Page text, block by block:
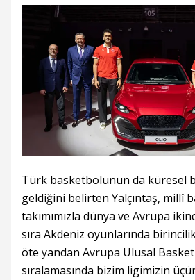
Türk basketbolunun da küresel
geldiğini belirten Yalçıntaş, millî
takımımızla dünya ve Avrupa
sıra Akdeniz oyunlarında
öte yandan Avrupa Ulusal
sıralamasında bizim ligimizin